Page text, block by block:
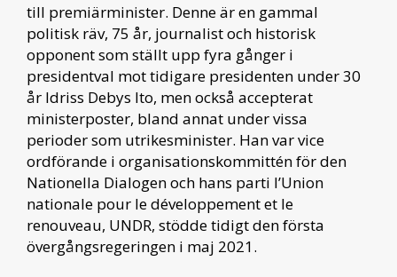
till premiärminister. Denne är en gammal
politisk räv, 75 år, journalist och historisk
opponent som ställt upp fyra gånger i
presidentval mot tidigare presidenten under 30
år Idriss Debys Ito, men också accepterat
ministerposter, bland annat under vissa
perioder som utrikesminister. Han var vice
ordförande i organisationskommittén för den
Nationella Dialogen och hans parti l’Union
nationale pour le développement et le
renouveau, UNDR, stödde tidigt den första
övergångsregeringen i maj 2021.